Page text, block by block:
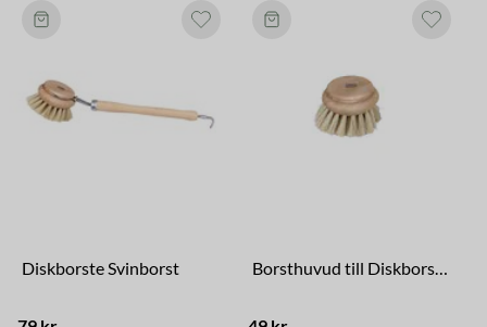
Diskborste Svinborst Borsthuvud till Diskborste Svinborst